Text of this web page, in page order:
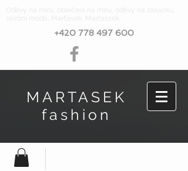
Oděvy na míru, oblečení na míru, oděvy na zakázku,
sezóní móda, Marťásek, Martassek
+420 778 497 600
MARTASEK
fashion